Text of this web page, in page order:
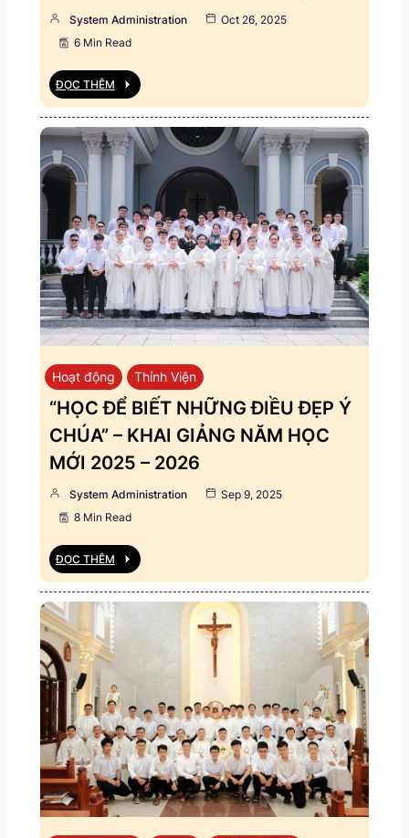
System Administration
Oct 26, 2025
6 Min Read
ĐỌC THÊM
Hoạt động Thỉnh Viện
“HỌC ĐỂ BIẾT NHỮNG ĐIỀU ĐẸP Ý
CHÚA” – KHAI GIẢNG NĂM HỌC
MỚI 2025 – 2026
System Administration
Sep 9, 2025
8 Min Read
ĐỌC THÊM